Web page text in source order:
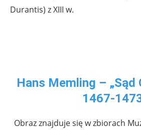
Durantis) z XIII w.
Hans Memling – „Sąd
1467-
Obraz znajduje się w zbiorach